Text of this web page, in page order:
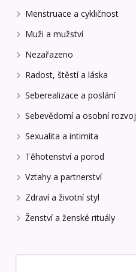
Menstruace a cykličnost
Muži a mužství
Nezařazeno
Radost, štěstí a láska
Seberealizace a poslání
Sebevědomí a osobní rozvoj
Sexualita a intimita
Těhotenství a porod
Vztahy a partnerství
Zdraví a životní styl
Ženství a ženské rituály